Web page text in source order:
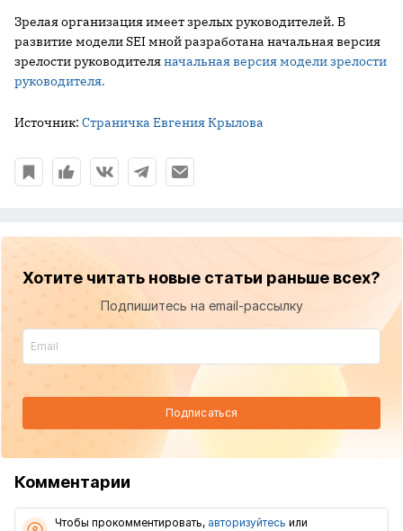
Зрелая организация имеет зрелых руководителей. В
развитие модели SEI мной разработана начальная версия
зрелости руководителяначальная версия модели зрелости
руководителя.
Источник: Страничка Евгения Крылова
Хотите читать новые статьи раньше всех?
Подпишитесь на email-рассылку
Подписаться
Комментарии
Чтобы прокомментировать, авторизуйтесь или